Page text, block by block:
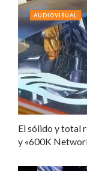
El sólido y total
y «600K
AUDIOVISUAL